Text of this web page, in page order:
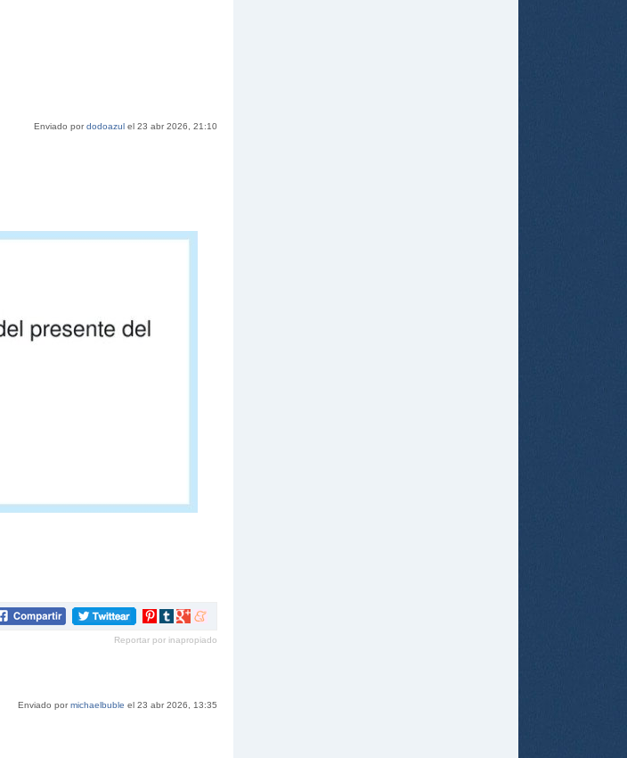
Enviado pordodoazul el 23 abr 2026, 21:10
Compartir
Pinterest
Compartir
tumblr
Compartir
Google+
Compartir
meneame
Reportar por inapropiado
Enviado pormichaelbuble el 23 abr 2026, 13:35